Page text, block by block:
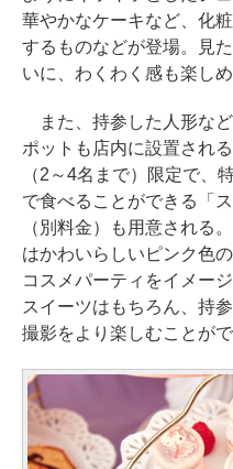
華やかなケーキなど、化
するものなどが登場。見
いに、わくわく感も楽しめ
また、持参した人形な
ポットも店内に設置され
（2～4名まで）限定で、
で食べることができる「
（別料金）も用意される
はかわいらしいピンク色
コスメパーティをイメー
スイーツはもちろん、持
撮影をより楽しむことがで